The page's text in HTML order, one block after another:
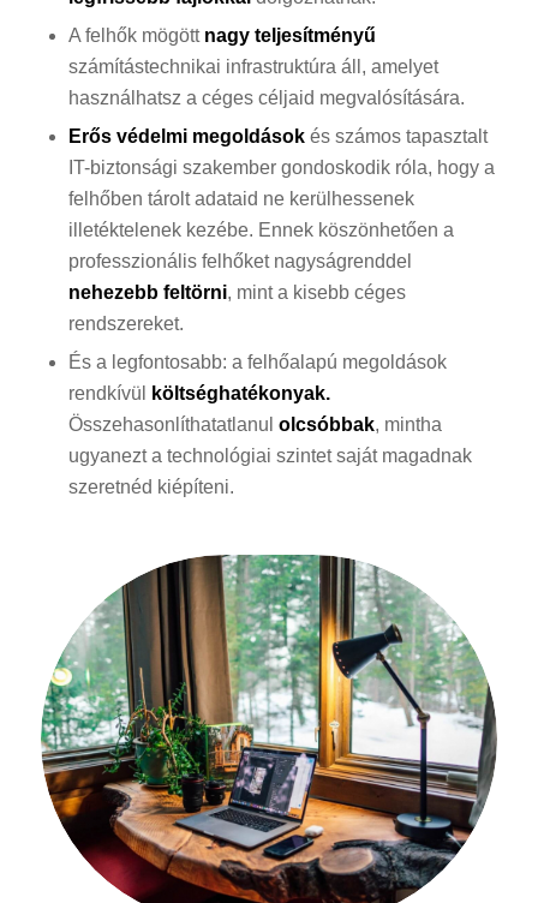
A felhők mögött nagy teljesítményű
számítástechnikai infrastruktúra áll, amelyet
használhatsz a céges céljaid megvalósítására.
Erős védelmi megoldásokés számos tapasztalt
IT-biztonsági szakember gondoskodik róla, hogy a
felhőben tárolt adataid ne kerülhessenek
illetéktelenek kezébe. Ennek köszönhetően a
professzionális felhőket nagyságrenddel
nehezebb feltörni, mint a kisebb céges
rendszereket.
És a legfontosabb: a felhőalapú megoldások
rendkívül
költséghatékonyak.
Összehasonlíthatatlanul olcsóbbak, mintha
ugyanezt a technológiai szintet saját magadnak
szeretnéd kiépíteni.